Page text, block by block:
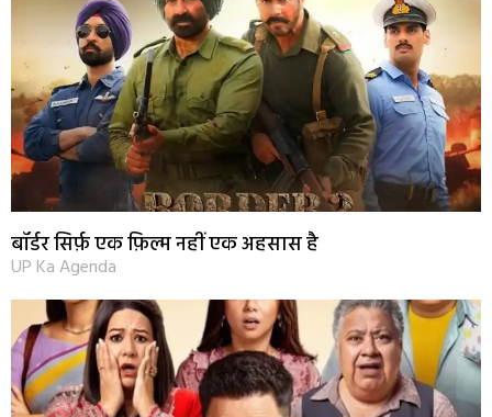
बॉर्डर सिर्फ़ एक फ़िल्म नहीं एक अहसास है
UP Ka Agenda